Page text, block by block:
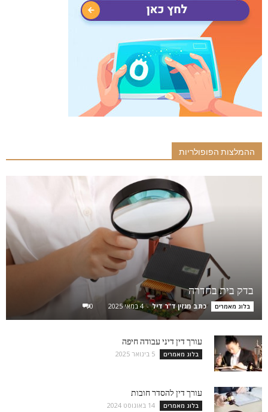
ההמלצות הפופולריות
בדק בית בחדרה
בלוג מאמרים כתב מגזין ד"ר דיל - 4 במאי 2025 0
עורך דין דיני עבודה חיפה
בלוג מאמרים 5 בינואר 2025
עורך דין להסדר חובות
בלוג מאמרים 14 באוגוסט 2024